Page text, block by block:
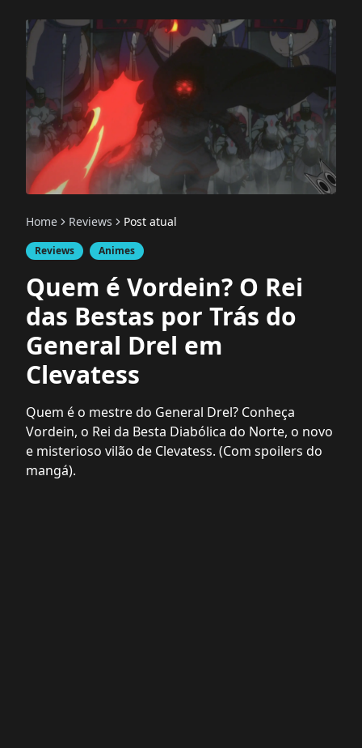
Home Reviews Post atual
Reviews Animes
Quem é Vordein? O Rei
das Bestas por Trás do
General Drel em
Clevatess
Quem é o mestre do General Drel? Conheça
Vordein, o Rei da Besta Diabólica do Norte, o novo
e misterioso vilão de Clevatess. (Com spoilers do
mangá).